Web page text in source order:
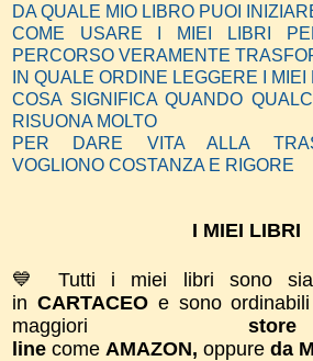
DA QUALE MIO LIBRO PUOI
COME USARE I MIEI LIBRI
PERCORSO VERAMENTE
IN QUALE ORDINE LEGGERE I MIEI
COSA SIGNIFICA QUANDO
RISUONA MOLTO
PER DARE VITA ALLA
VOGLIONO COSTANZA E RIGORE
I MIEI LIBRI
💙 Tutti i miei libri sono
in CARTACEO e sono
maggiori
line come AMAZON, oppure da